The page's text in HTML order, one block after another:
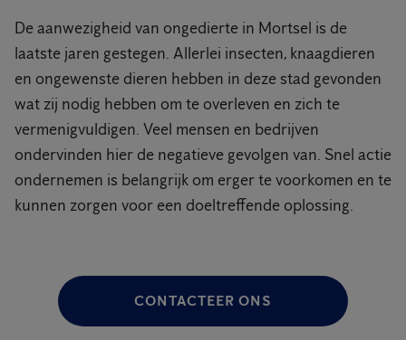
De aanwezigheid van ongedierte in Mortsel is de
laatste jaren gestegen. Allerlei insecten, knaagdieren
en ongewenste dieren hebben in deze stad gevonden
wat zij nodig hebben om te overleven en zich te
vermenigvuldigen. Veel mensen en bedrijven
ondervinden hier de negatieve gevolgen van. Snel actie
ondernemen is belangrijk om erger te voorkomen en te
kunnen zorgen voor een doeltreffende oplossing.
CONTACTEER ONS